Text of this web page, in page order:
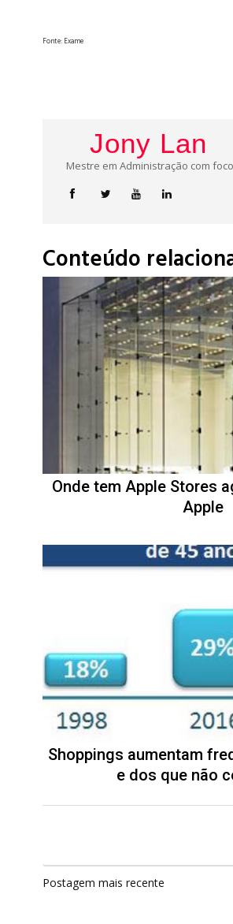
Fonte: Exame
Jony Lan
Mestre em Administração com
Conteúdo
Onde tem Apple Stores
Apple
Shoppings aumentam
e dos que não
Postagem mais recente